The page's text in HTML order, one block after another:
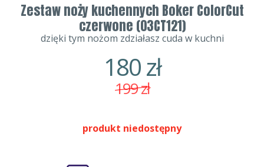
Zestaw noży kuchennych Boker ColorCut
czerwone (03CT121)
dzięki tym nożom zdziałasz cuda w kuchni
180zł
199zł
produkt niedostępny